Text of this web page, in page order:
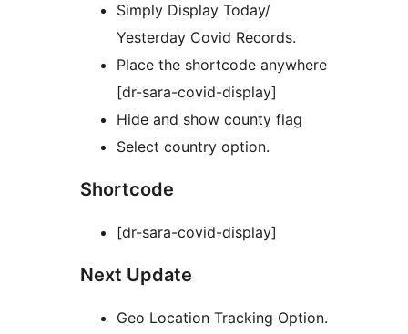
Simply Display Today/
Yesterday Covid Records.
Place the shortcode anywhere
[dr-sara-covid-display]
Hide and show county flag
Select country option.
Shortcode
[dr-sara-covid-display]
Next Update
Geo Location Tracking Option.